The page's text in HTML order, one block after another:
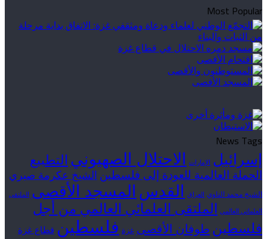
Most Popular
News Tags
إسرائيل الإمارات الاحتلال الصهيوني التطبيع
الحملة العالمية للعودة إلى فلسطين الشيخ عكرمة صبري
الشيخ محمد الناوي العراق القدس المسجد الأقصى الملتقى
العلمائي العالمي
الملتقى العلمائي العالمي من أجل
فلسطين طوفان الأقصى غزة فلسطين قطاع غزة